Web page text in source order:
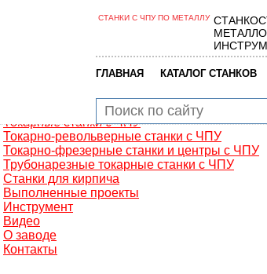
Фрезерные обрабатывающие центры
Сверлильно-фрезерные станки
Токарные автоматы с ЧПУ
Токарные станки с ЧПУ
Токарно-револьверные станки с ЧПУ
Токарно-фрезерные станки и центры с ЧПУ
Трубонарезные токарные станки с ЧПУ
Станки для кирпича
Выполненные проекты
Инструмент
Видео
О заводе
Контакты
СТАНКИ С ЧПУ ПО МЕТАЛЛУ
ГЛАВНАЯ КАТАЛОГ СТАНКОВ